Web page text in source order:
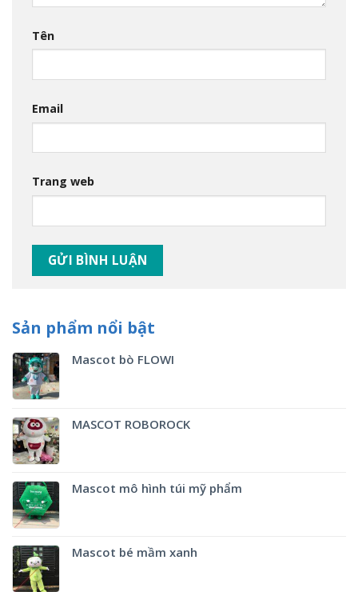
Tên
Email
Trang web
Sản phẩm nổi bật
Mascot bò FLOWI
MASCOT ROBOROCK
Mascot mô hình túi mỹ phẩm
Mascot bé mầm xanh